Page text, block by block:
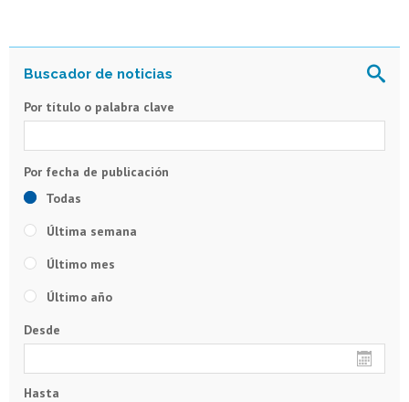
Por título o palabra clave
Todas
Última semana
Último mes
Último año
Desde
Hasta